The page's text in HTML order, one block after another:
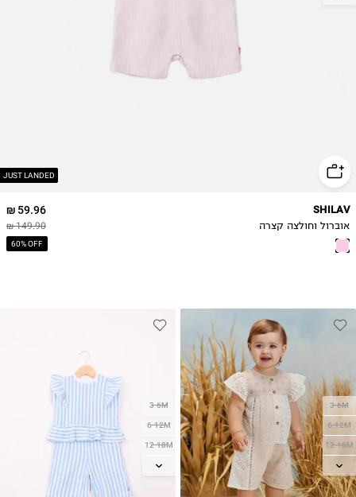
JUST LANDED
59.96 ₪
149.90 ₪
60% OFF
SHILAV
אוברול וחולצה קצרה
3-6M
6-12M
12-18M
18-24M
2Y
3-6M
6-12M
12-18M
18-24M